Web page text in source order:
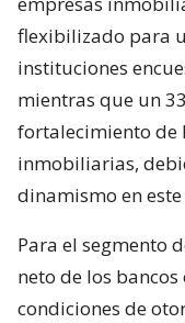
flexibilizado para
instituciones
mientras que un
fortalecimiento de
inmobiliarias,
dinamismo en este
Para el segmento
neto de los
condiciones de